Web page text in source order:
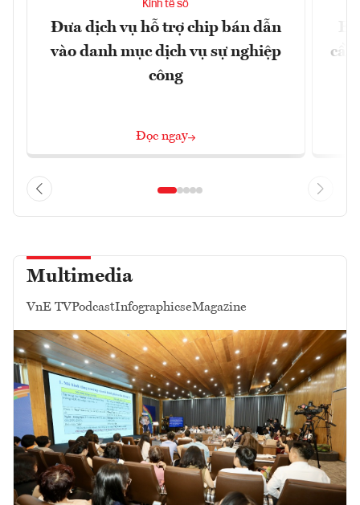
Kinh tế số
Đưa dịch vụ hỗ trợ chip bán dẫn
vào danh mục dịch vụ sự nghiệp
công
Đọc ngay
Multimedia
VnE TVPodcastInfographicseMagazine